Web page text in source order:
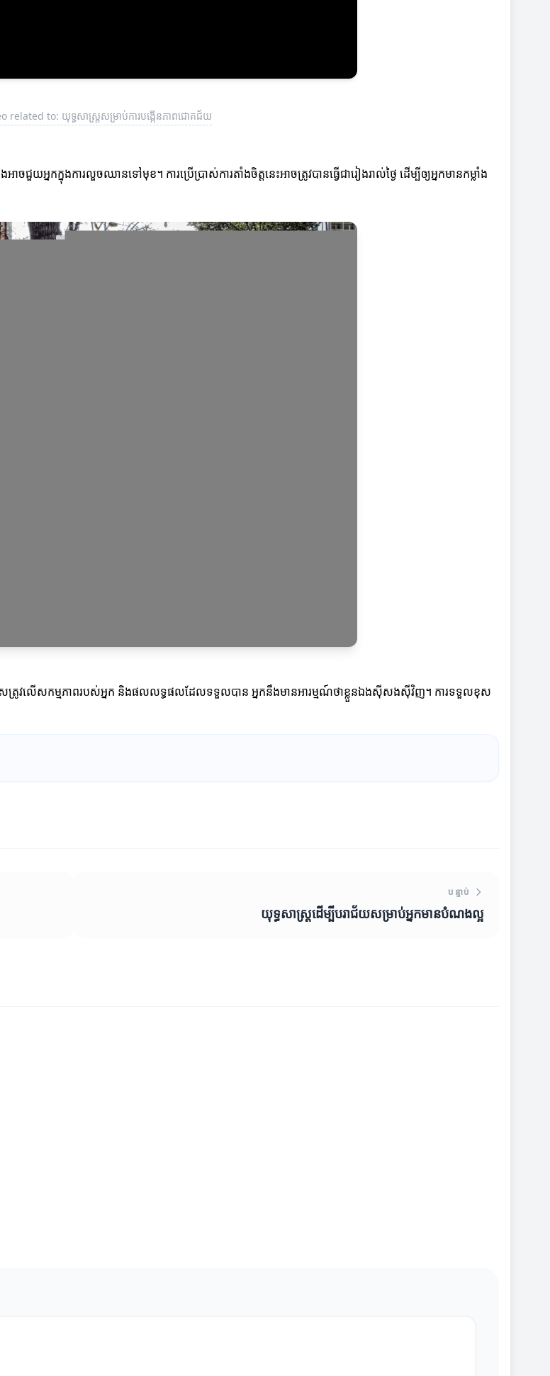
related to: យុទ្ធសាស្ត្រសម្រាប់ការបង្កើនភាពជោគជ័យ
នកក្នុងការលួចឈានទៅមុខ។ ការប្រើប្រាស់ការតាំងចិត្តនេះអាចត្រូវបានធ្វើជារៀងរាល់ថ្ងៃ ដើម្បីឲ្យអ្នកមានកម្លាំង
ខុសត្រូវលើសកម្មភាពរបស់អ្នក និងផលលទ្ធផលដែលទទួលបាន អ្នកនឹងមានអារម្មណ៍ថាខ្លួនឯងស៊ីសងស៊ីវិញ។ ការទទួលខុស
បន្ទាប់
យុទ្ធសាស្ត្រដើម្បីបរាជ័យសម្រាប់អ្នកមានបំណងល្អ